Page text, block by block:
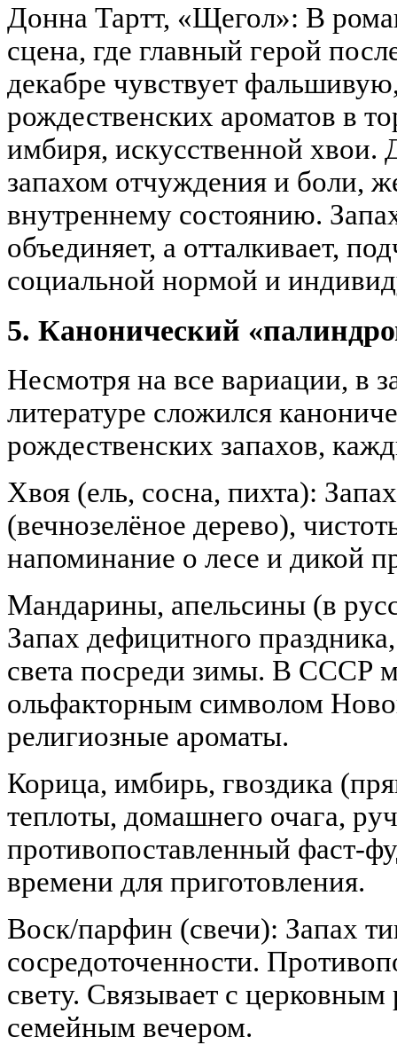
Донна Тартт, «Щегол»: В
сцена, где главный герой
декабре чувствует
рождественских ароматов в
имбиря, искусственной хвои.
запахом отчуждения и боли,
внутреннему состоянию.
объединяет, а отталкивает,
социальной нормой и
5. Канонический
Несмотря на все вариации, в
литературе сложился
рождественских запахов,
Хвоя (ель, сосна, пихта):
(вечнозелёное дерево),
напоминание о лесе и дикой
Мандарины, апельсины (в
Запах дефицитного
света посреди зимы. В СССР
ольфакторным символом
религиозные ароматы.
Корица, имбирь, гвоздика
теплоты, домашнего очага,
противопоставленный фаст-
времени для приготовления.
Воск/парфин (свечи): Запах
сосредоточенности.
свету. Связывает с
семейным вечером.